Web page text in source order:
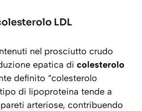
LDL
nel prosciutto crudo
epatica di colesterolo
definito “colesterolo
di lipoproteina tende a
arteriose, contribuendo